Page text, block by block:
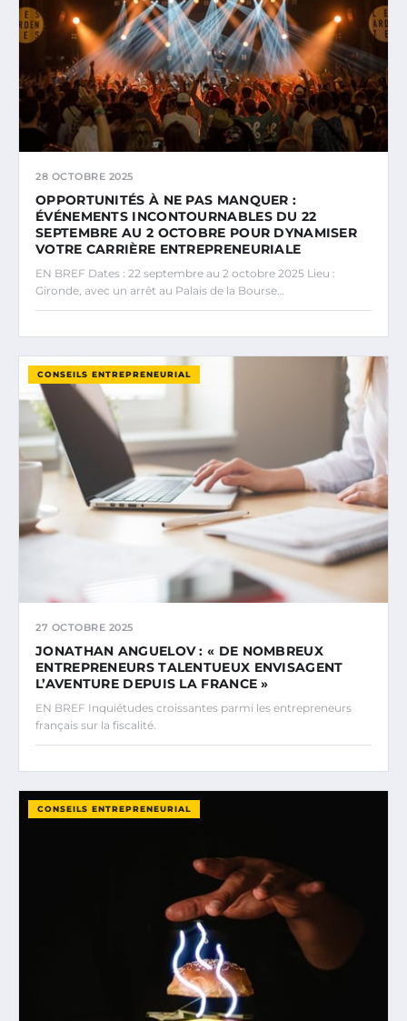
28 OCTOBRE 2025
OPPORTUNITÉS À NE PAS MANQUER :
ÉVÉNEMENTS INCONTOURNABLES DU 22
SEPTEMBRE AU 2 OCTOBRE POUR DYNAMISER
VOTRE CARRIÈRE ENTREPRENEURIALE
EN BREF Dates : 22 septembre au 2 octobre 2025 Lieu :
Gironde, avec un arrêt au Palais de la Bourse…
CONSEILS ENTREPRENEURIAL
27 OCTOBRE 2025
JONATHAN ANGUELOV : « DE NOMBREUX
ENTREPRENEURS TALENTUEUX ENVISAGENT
L’AVENTURE DEPUIS LA FRANCE »
EN BREF Inquiétudes croissantes parmi les entrepreneurs
français sur la fiscalité.
CONSEILS ENTREPRENEURIAL